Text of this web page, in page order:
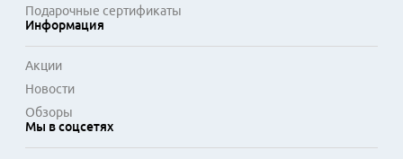
Подарочные сертификаты
Информация
Акции
Новости
Обзоры
Мы в соцсетях